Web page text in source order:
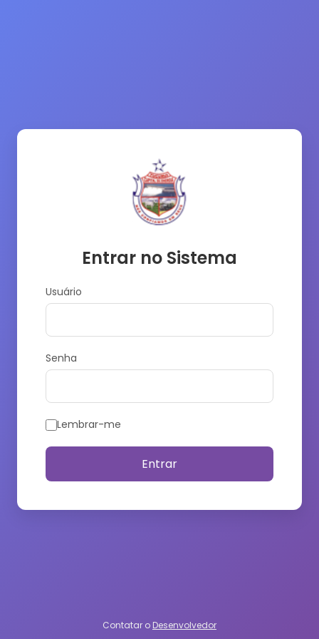
Entrar no Sistema
Usuário
Senha
Lembrar-me
Entrar
Contatar o Desenvolvedor